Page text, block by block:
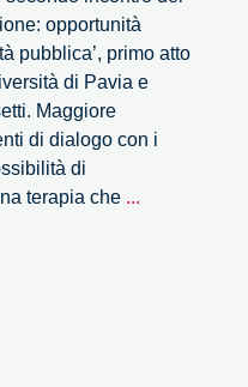
opportunità
pubblica’, primo atto
di Pavia e
Maggiore
di dialogo con i
di
terapia che ...